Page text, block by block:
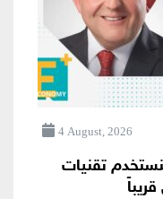
4 August, 2026
تقنيات